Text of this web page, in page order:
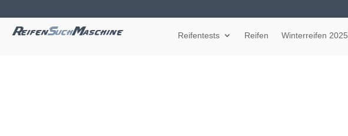
Reifentests Reifen Winterreifen 2025